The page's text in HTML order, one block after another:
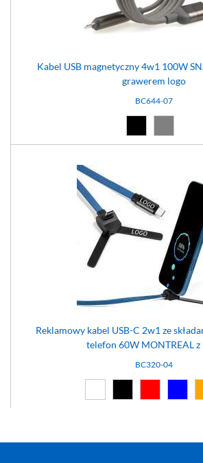
Kabel USB magnetyczny 4w1 100W
grawerem logo
BC644-07
Reklamowy kabel USB-C 2w1 ze
telefon 60W MONTREAL z
BC320-04